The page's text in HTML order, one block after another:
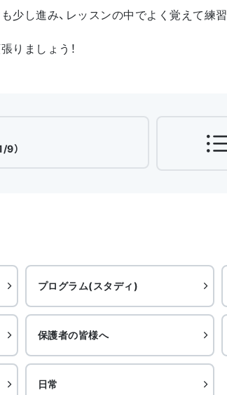
少し進み、レッスンの中でよく覚えて練習
りましょう！
9）
プログラム(スタディ)
保護者の皆様へ
日常